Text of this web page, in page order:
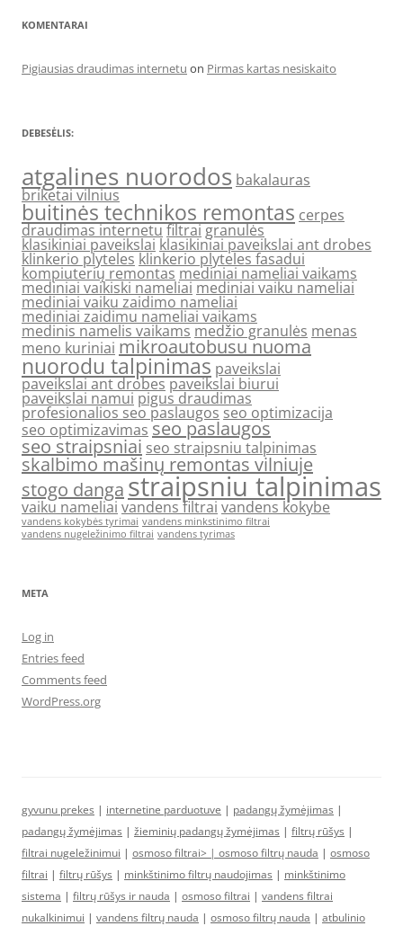
KOMENTARAI
Pigiausias draudimas internetu on Pirmas kartas nesiskaito
DEBESĖLIS:
atgalines nuorodos bakalauras
briketai vilnius
buitinės technikos remontas cerpes
draudimas internetufiltraigranulės
klasikiniai paveikslai klasikiniai paveikslai ant drobes
klinkerio plyteles klinkerio plyteles fasadui
kompiuterių remontas mediniai nameliai vaikams
mediniai vaikiski nameliai mediniai vaiku nameliai
mediniai vaiku zaidimo nameliai
mediniai zaidimu nameliai vaikams
medinis namelis vaikams medžio granulės menas
meno kuriniai mikroautobusu nuoma
nuorodu talpinimas paveikslai
paveikslai ant drobespaveikslai biurui
paveikslai namui pigus draudimas
profesionalios seo paslaugos seo optimizacija
seo optimizavimas seo paslaugos
seo straipsniai seo straipsniu talpinimas
skalbimo mašinų remontas vilniuje
stogo dangastraipsniu talpinimas
vaiku nameliai vandens filtrai vandens kokybe
vandens kokybės tyrimai vandens minkstinimo filtrai
vandens nugeležinimo filtrai vandens tyrimas
META
Log in
Entries feed
Comments feed
WordPress.org
gyvunu prekes | internetine parduotuve | padangų žymėjimas |
padangų žymėjimas | žieminių padangų žymėjimas | filtrų rūšys |
filtrai nugeležinimui | osmoso filtrai> | osmoso filtrų nauda | osmoso
filtrai | filtrų rūšys | minkštinimo filtrų naudojimas | minkštinimo
sistema | filtrų rūšys ir nauda | osmoso filtrai | vandens filtrai
nukalkinimui | vandens filtrų nauda | osmoso filtrų nauda | atbulinio